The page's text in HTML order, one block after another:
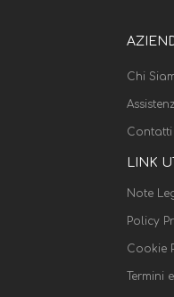
Chi
Contatti
LINK
Note
Policy
Cookie
Termini